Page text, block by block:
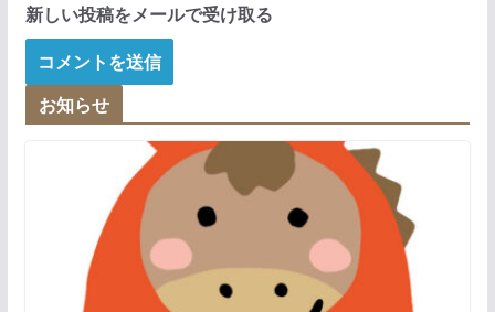
新しい投稿をメールで受け取る
お知らせ